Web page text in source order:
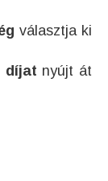
választja ki
díjat nyújt át